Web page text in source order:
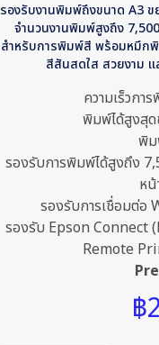
รองรับงานพิมพ์ถึงขนาด A3
จำนวนงานพิมพ์สูงถึง
สำหรับการพิมพ์สี พร้อมหมึก
สีสันสดใส สวยงาม
ความเร็วก
พิมพ์ได้สูงสุด
พิม
รองรับการพิมพ์ได้สูงถึง
ห
รองรับการเชื่อมต่อ
รองรับ Epson Connect
Remote
฿